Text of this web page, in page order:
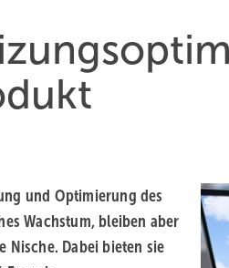
und Optimierung des
Wachstum, bleiben aber
Nische. Dabei bieten sie